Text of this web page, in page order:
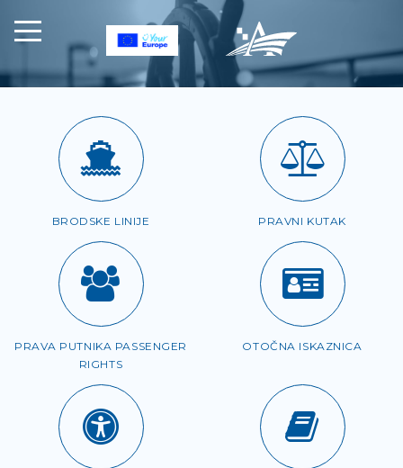
BRODSKE LINIJE PRAVNI KUTAK
PRAVA PUTNIKA PASSENGER
RIGHTS
OTOČNA ISKAZNICA